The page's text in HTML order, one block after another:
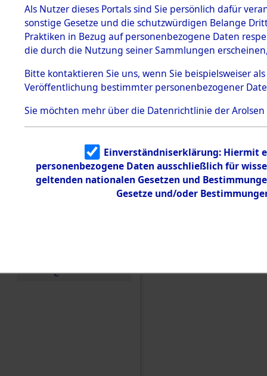
mente
5. Verschiedenes
5.3
Todesmärsche
5.3.1 Alliierte
Erhebungen
zu
Todesmärsch
en
5.3.2
Identifizierun
5.3.3
Todesmärsch
e
Einen Kommentar
Als Nutzer dieses Portals sind Sie persönlich dafür
sonstige Gesetze und die schutzwürdigen Belange
Praktiken in Bezug auf personenbezogene Daten
die durch die Nutzung seiner Sammlungen
Bitte kontaktieren Sie uns, wenn Sie beispielsweiser
Veröffentlichung bestimmter personenbezogener
Sie möchten mehr über die Datenrichtlinie der Arolsen
Einverständniserklärung: Hiermit
personenbezogene Daten ausschließlich für
geltenden nationalen Gesetzen und
Gesetze und/oder